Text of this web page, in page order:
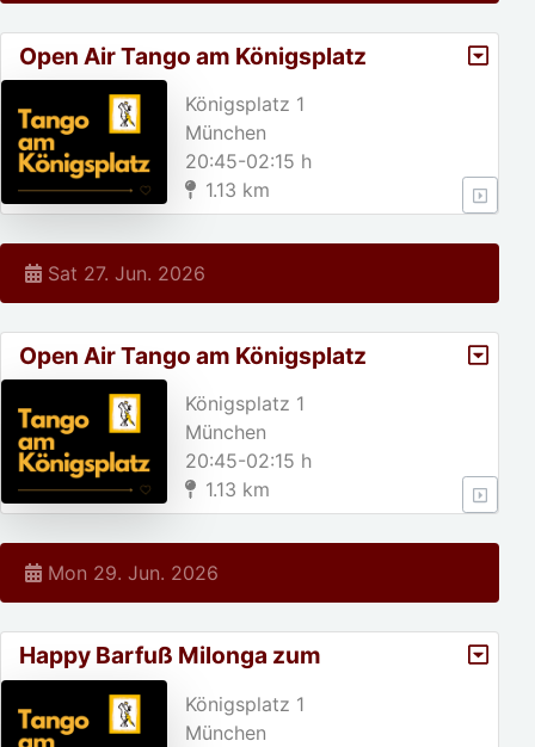
Open Air Tango am Königsplatz
Königsplatz 1
München
20:45-02:15 h
1.13 km
Sat 27. Jun. 2026
Open Air Tango am Königsplatz
Königsplatz 1
München
20:45-02:15 h
1.13 km
Mon 29. Jun. 2026
Happy Barfuß Milonga zum
sommerregen am Königsplatz
Königsplatz 1
München